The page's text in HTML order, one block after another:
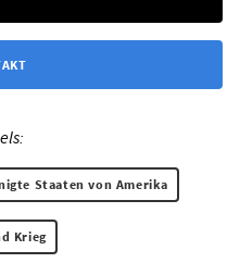
Staaten von Amerika
Krieg